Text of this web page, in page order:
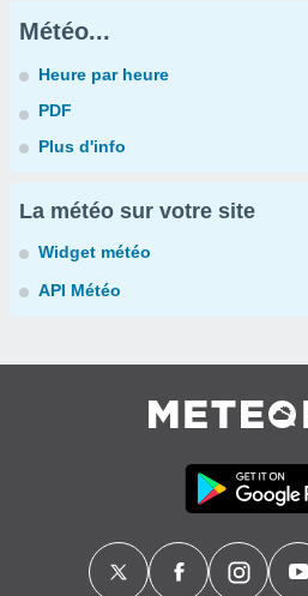
Météo...
Heure par heure
PDF
Plus d'info
La météo sur votre site
Widget météo
API Météo